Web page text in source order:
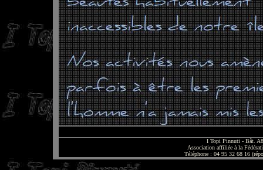
I Topi Pinnuti - Bât.
Association affiliée à la
Téléphone : 04 95 32 68 16